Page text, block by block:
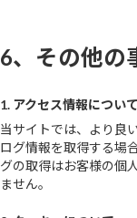
6、その他の
1. アクセス情報について
当サイトでは、より良
ログ情報を取得する場
グの取得はお客様の個
ません。